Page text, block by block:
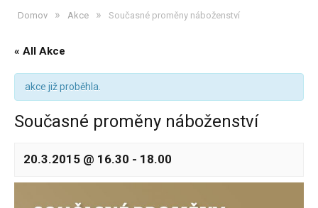
Domov » Akce » Současné proměny náboženství
« All Akce
akce již proběhla.
Současné proměny náboženství
20.3.2015 @ 16.30 - 18.00